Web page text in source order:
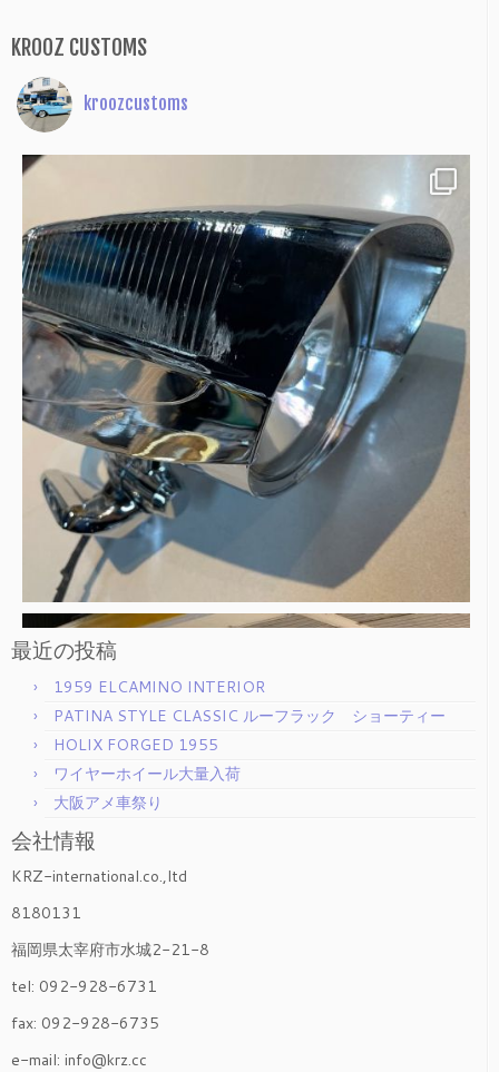
KROOZ CUSTOMS
kroozcustoms
最近の投稿
1959 ELCAMINO INTERIOR
PATINA STYLE CLASSIC ルーフラック ショーティー
HOLIX FORGED 1955
ワイヤーホイール大量入荷
大阪アメ車祭り
会社情報
KRZ-international.co.,ltd
8180131
福岡県太宰府市水城2-21-8
tel: 092-928-6731
fax: 092-928-6735
e-mail: info@krz.cc